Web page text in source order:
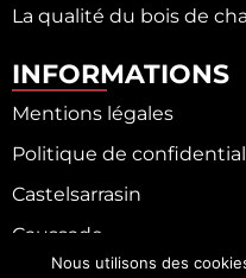
La qualité du bois de
INFORMATIONS
Mentions légales
Politique de
Castelsarrasin
Caussade
Nous utilisons des